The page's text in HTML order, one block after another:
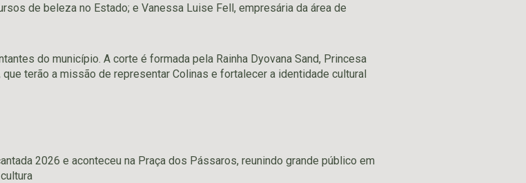
de beleza no Estado; e Vanessa Luise Fell, empresária da área de
do município. A corte é formada pela Rainha Dyovana Sand, Princesa
terão a missão de representar Colinas e fortalecer a identidade cultural
2026 e aconteceu na Praça dos Pássaros, reunindo grande público em